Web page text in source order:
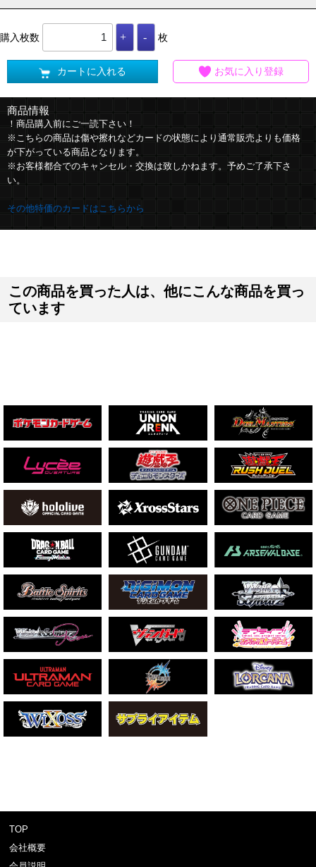
購入枚数 枚
カートに入れる お気に入り登録
商品情報
！商品購入前にご一読下さい！
※こちらの商品は傷や擦れなどカードの状態により通常販売よりも価格
が下がっている商品となります。
※お客様都合でのキャンセル・交換は致しかねます。予めご了承下さ
い。
その他特価のカードはこちらから
この商品を買った人は、他にこんな商品を買っ
ています
TOP
会社概要